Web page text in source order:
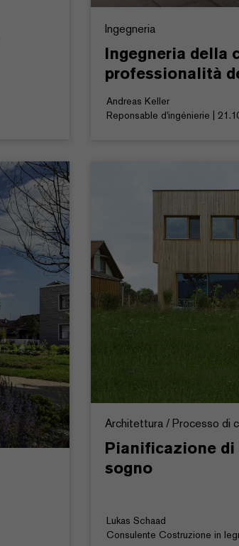
Ingegneria
Ingegneria della
professionalità
Andreas Keller
Reponsable d'ingénierie |
Architettura / Processo di
Pianificazione di
sogno
Lukas Schaad
Consulente Costruzione in